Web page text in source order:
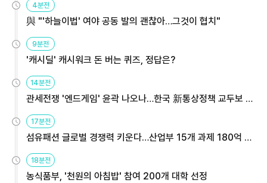
4분전
與 "'하늘이법' 여야 공동 발의 괜찮아…그것이 협치"
9분전
'캐시딜' 캐시워크 돈 버는 퀴즈, 정답은?
14분전
관세전쟁 '엔드게임' 윤곽 나오나…한국 新통상정책 교두보 활
17분전
섬유패션 글로벌 경쟁력 키운다…산업부 15개 과제 180억 지
18분전
농식품부, '천원의 아침밥' 참여 200개 대학 선정